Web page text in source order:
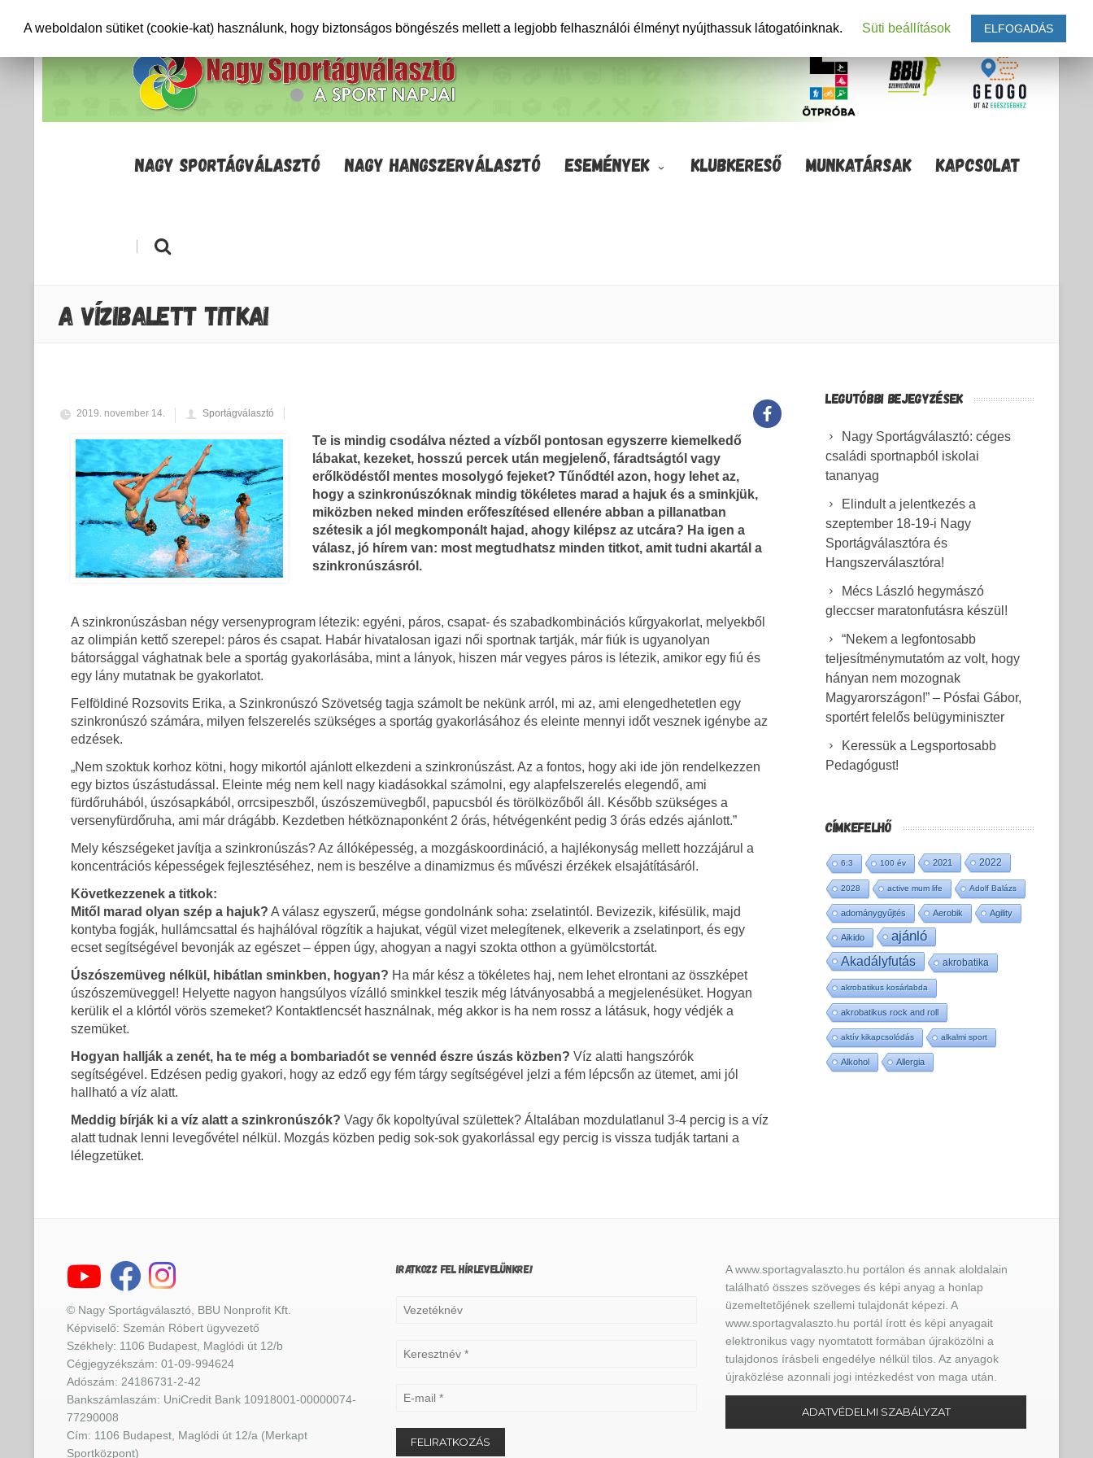
NAGY SPORTÁGVÁLASZTÓ NAGY HANGSZERVÁLASZTÓ ESEMÉNYEK KLUBKERESŐ MUNKATÁRSAK KAPCSOLAT
|
A VÍZIBALETT TITKAI
2019. november 14. Sportágválasztó
Te is mindig csodálva nézted a vízből pontosan egyszerre kiemelkedő
lábakat, kezeket, hosszú percek után megjelenő, fáradtságtól vagy
erőlködéstől mentes mosolygó fejeket? Tűnődtél azon, hogy lehet az,
hogy a szinkronúszóknak mindig tökéletes marad a hajuk és a sminkjük,
miközben neked minden erőfeszítésed ellenére abban a pillanatban
szétesik a jól megkomponált hajad, ahogy kilépsz az utcára? Ha igen a
válasz, jó hírem van: most megtudhatsz minden titkot, amit tudni akartál a
szinkronúszásról.
A szinkronúszásban négy versenyprogram létezik: egyéni, páros, csapat- és szabadkombinációs kűrgyakorlat, melyekből
az olimpián kettő szerepel: páros és csapat. Habár hivatalosan igazi női sportnak tartják, már fiúk is ugyanolyan
bátorsággal vághatnak bele a sportág gyakorlásába, mint a lányok, hiszen már vegyes páros is létezik, amikor egy fiú és
egy lány mutatnak be gyakorlatot.
Felföldiné Rozsovits Erika, a Szinkronúszó Szövetség tagja számolt be nekünk arról, mi az, ami elengedhetetlen egy
szinkronúszó számára, milyen felszerelés szükséges a sportág gyakorlásához és eleinte mennyi időt vesznek igénybe az
edzések.
„Nem szoktuk korhoz kötni, hogy mikortól ajánlott elkezdeni a szinkronúszást. Az a fontos, hogy aki ide jön rendelkezzen
egy biztos úszástudással. Eleinte még nem kell nagy kiadásokkal számolni, egy alapfelszerelés elegendő, ami
fürdőruhából, úszósapkából, orrcsipeszből, úszószemüvegből, papucsból és törölközőből áll. Később szükséges a
versenyfürdőruha, ami már drágább. Kezdetben hétköznaponként 2 órás, hétvégenként pedig 3 órás edzés ajánlott.”
Mely készségeket javítja a szinkronúszás? Az állóképesség, a mozgáskoordináció, a hajlékonyság mellett hozzájárul a
koncentrációs képességek fejlesztéséhez, nem is beszélve a dinamizmus és művészi érzékek elsajátításáról.
Következzenek a titkok:
Mitől marad olyan szép a hajuk? A válasz egyszerű, mégse gondolnánk soha: zselatintól. Bevizezik, kifésülik, majd
kontyba fogják, hullámcsattal és hajhálóval rögzítik a hajukat, végül vizet melegítenek, elkeverik a zselatinport, és egy
ecset segítségével bevonják az egészet – éppen úgy, ahogyan a nagyi szokta otthon a gyümölcstortát.
Úszószemüveg nélkül, hibátlan sminkben, hogyan? Ha már kész a tökéletes haj, nem lehet elrontani az összképet
úszószemüveggel! Helyette nagyon hangsúlyos vízálló sminkkel teszik még látványosabbá a megjelenésüket. Hogyan
kerülik el a klórtól vörös szemeket? Kontaktlencsét használnak, még akkor is ha nem rossz a látásuk, hogy védjék a
szemüket.
Hogyan hallják a zenét, ha te még a bombariadót se vennéd észre úszás közben? Víz alatti hangszórók
segítségével. Edzésen pedig gyakori, hogy az edző egy fém tárgy segítségével jelzi a fém lépcsőn az ütemet, ami jól
hallható a víz alatt.
Meddig bírják ki a víz alatt a szinkronúszók? Vagy ők kopoltyúval születtek? Általában mozdulatlanul 3-4 percig is a víz
alatt tudnak lenni levegővétel nélkül. Mozgás közben pedig sok-sok gyakorlással egy percig is vissza tudják tartani a
lélegzetüket.
LEGUTÓBBI BEJEGYZÉSEK
Nagy Sportágválasztó: céges
családi sportnapból iskolai
tananyag
Elindult a jelentkezés a
szeptember 18-19-i Nagy
Sportágválasztóra és
Hangszerválasztóra!
Mécs László hegymászó
gleccser maratonfutásra készül!
“Nekem a legfontosabb
teljesítménymutatóm az volt, hogy
hányan nem mozognak
Magyarországon!” – Pósfai Gábor,
sportért felelős belügyminiszter
Keressük a Legsportosabb
Pedagógust!
CÍMKEFELHŐ
6:3 100 év 2021 2022
2028 active mum life Adolf Balázs
adománygyűjtés Aerobik Agility
Aikido ajánló
Akadályfutás akrobatika
akrobatikus kosárlabda
akrobatikus rock and roll
aktív kikapcsolódás alkalmi sport
Alkohol Allergia
© Nagy Sportágválasztó, BBU Nonprofit Kft.
Képviselő: Szemán Róbert ügyvezető
Székhely: 1106 Budapest, Maglódi út 12/b
Cégjegyzékszám: 01-09-994624
Adószám: 24186731-2-42
Bankszámlaszám: UniCredit Bank 10918001-00000074-
77290008
Cím: 1106 Budapest, Maglódi út 12/a (Merkapt
Sportközpont)
IRATKOZZ FEL HÍRLEVELÜNKRE!
A www.sportagvalaszto.hu portálon és annak aloldalain
található összes szöveges és képi anyag a honlap
üzemeltetőjének szellemi tulajdonát képezi. A
www.sportagvalaszto.hu portál írott és képi anyagait
elektronikus vagy nyomtatott formában újraközölni a
tulajdonos írásbeli engedélye nélkül tilos. Az anyagok
újraközlése azonnali jogi intézkedést von maga után.
ADATVÉDELMI SZABÁLYZAT
A weboldalon sütiket (cookie-kat) használunk, hogy biztonságos böngészés mellett a legjobb felhasználói élményt nyújthassuk látogatóinknak. Süti beállítások ELFOGADÁS